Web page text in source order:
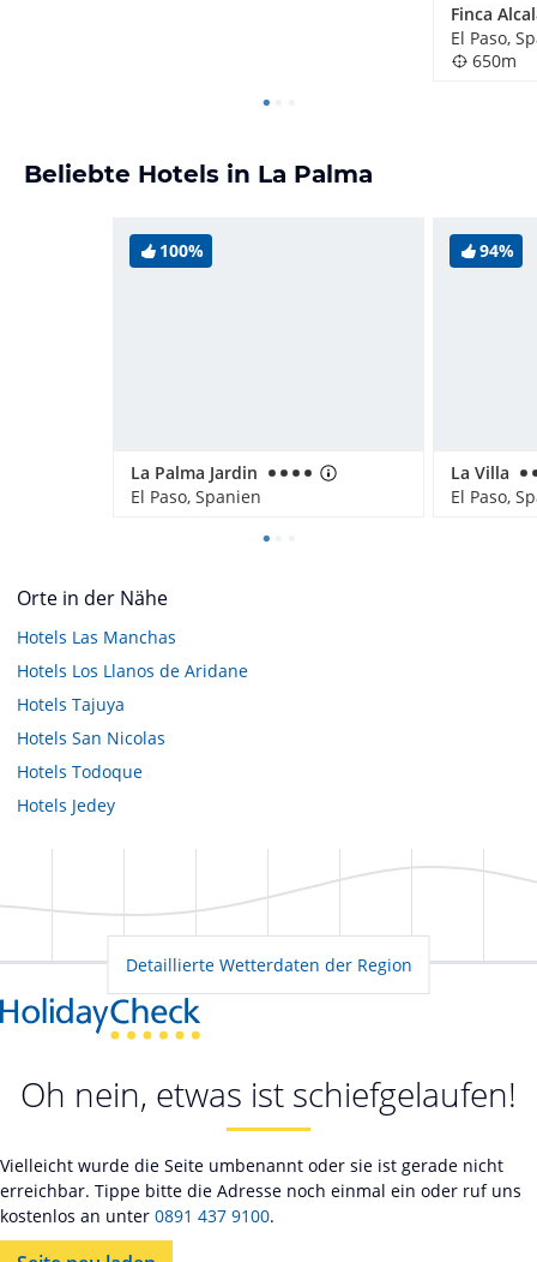
Finca
El Paso,
650m
Beliebte Hotels in La Palma
100%
La Palma Jardin
El Paso, Spanien
94%
La Villa
El Paso,
Orte in der Nähe
Hotels Las Manchas
Hotels Los Llanos de Aridane
Hotels Tajuya
Hotels San Nicolas
Hotels Todoque
Hotels Jedey
Detaillierte Wetterdaten der Region
Oh nein, etwas ist schiefgelaufen!
Vielleicht wurde die Seite umbenannt oder sie ist gerade nicht
erreichbar. Tippe bitte die Adresse noch einmal ein oder ruf uns
kostenlos an unter 0891 437 9100.